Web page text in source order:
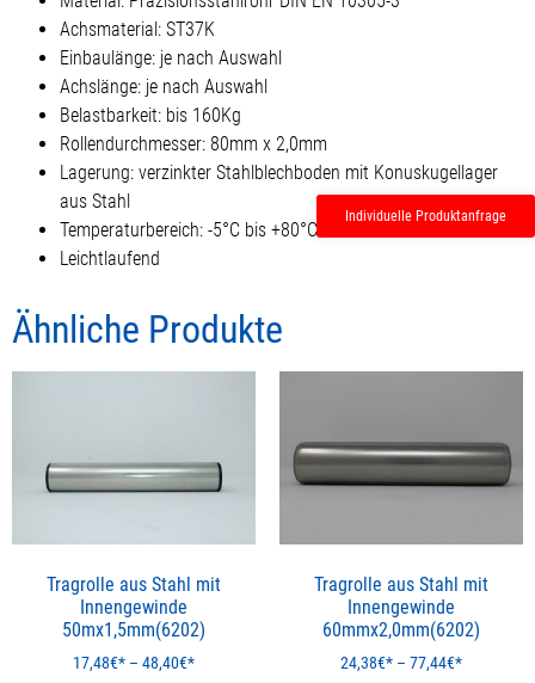
Individuelle Produktanfrage
Achsmaterial: ST37K
Einbaulänge: je nach Auswahl
Achslänge: je nach Auswahl
Belastbarkeit: bis 160Kg
Rollendurchmesser: 80mm x 2,0mm
Lagerung: verzinkter Stahlblechboden mit Konuskugellager
aus Stahl
Temperaturbereich: -5°C bis +80°C
Leichtlaufend
Ähnliche Produkte
Tragrolle aus Stahl mit
Innengewinde
50mx1,5mm(6202)
17,48€ – 48,40€
Tragrolle aus Stahl mit
Innengewinde
60mmx2,0mm(6202)
24,38€ – 77,44€